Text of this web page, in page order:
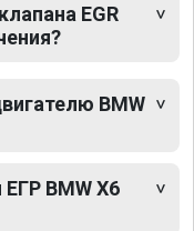
EGR
BMW
BMW X6